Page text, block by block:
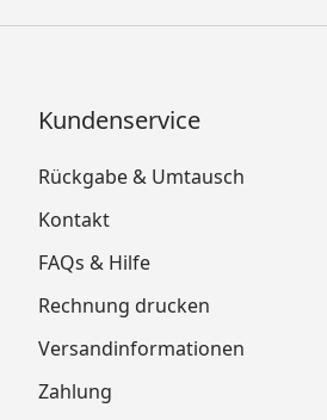
Kundenservice
Rückgabe & Umtausch
Kontakt
FAQs & Hilfe
Rechnung drucken
Versandinformationen
Zahlung